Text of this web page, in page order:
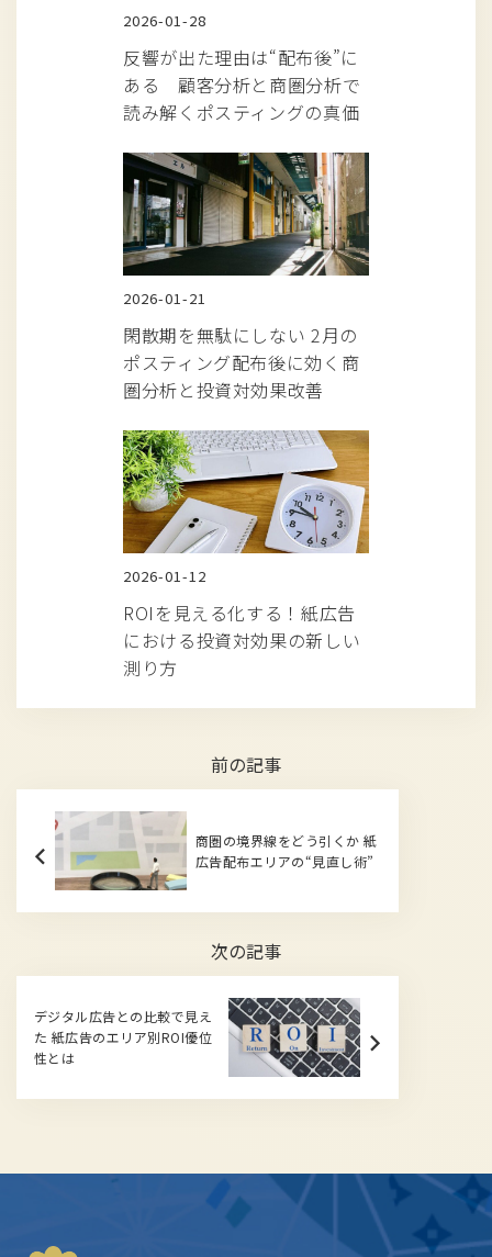
2026-01-28
反響が出た理由は“配布後”に
ある 顧客分析と商圏分析で
読み解くポスティングの真価
2026-01-21
閑散期を無駄にしない 2月の
ポスティング配布後に効く商
圏分析と投資対効果改善
2026-01-12
ROIを見える化する！紙広告
における投資対効果の新しい
測り方
前の記事
商圏の境界線をどう引くか 紙
広告配布エリアの“見直し術”
次の記事
デジタル広告との比較で見え
た 紙広告のエリア別ROI優位
性とは